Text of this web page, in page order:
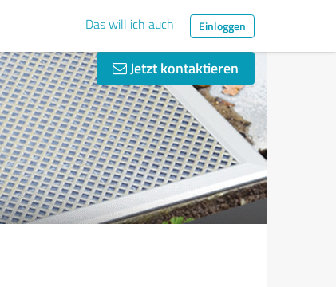
Das will ich auch Einloggen
Jetzt kontaktieren